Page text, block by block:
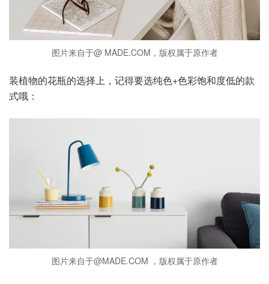
图片来自于@ MADE.COM，版权属于原作者
装植物的花瓶的选择上，记得要选纯色+色彩饱和度低的款
式哦：
图片来自于@MADE.COM ，版权属于原作者